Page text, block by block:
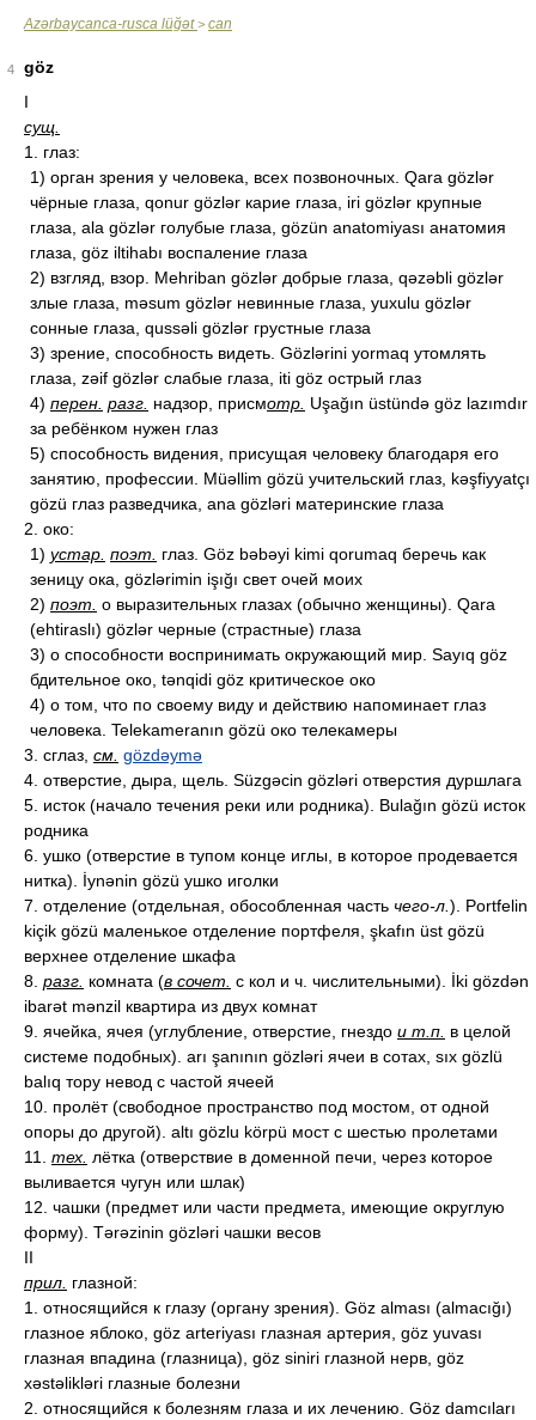
Azərbaycanca-rusca lüğət> can
4
göz
I
сущ.
1. глаз:
1) орган зрения у человека, всех позвоночных. Qara gözlər
чёрные глаза, qonur gözlər карие глаза, iri gözlər крупные
глаза, ala gözlər голубые глаза, gözün anatomiyası анатомия
глаза, göz iltihabı воспаление глаза
2) взгляд, взор. Mehriban gözlər добрые глаза, qəzəbli gözlər
злые глаза, məsum gözlər невинные глаза, yuxulu gözlər
сонные глаза, qussəli gözlər грустные глаза
3) зрение, способность видеть. Gözlərini yormaq утомлять
глаза, zəif gözlər слабые глаза, iti göz острый глаз
4) перен. разг. надзор, присмотр. Uşağın üstündə göz lazımdır
за ребёнком нужен глаз
5) способность видения, присущая человеку благодаря его
занятию, профессии. Müəllim gözü учительский глаз, kəşfiyyatçı
gözü глаз разведчика, ana gözləri материнские глаза
2. око:
1) устар. поэт.
глаз. Göz bəbəyi kimi qorumaq беречь как
зеницу ока, gözlərimin işığı свет очей моих
2) поэт. о выразительных глазах (обычно женщины). Qara
(ehtiraslı) gözlər черные (страстные) глаза
3) о способности воспринимать окружающий мир. Sayıq göz
бдительное око, tənqidi göz критическое око
4) о том, что по своему виду и действию напоминает глаз
человека. Telekameranın gözü око телекамеры
3. сглаз, см. gözdəymə
4. отверстие, дыра, щель. Süzgəcin gözləri отверстия дуршлага
5. исток (начало течения реки или родника). Bulağın gözü исток
родника
6. ушко (отверстие в тупом конце иглы, в которое продевается
нитка). İynənin gözü ушко иголки
7. отделение (отдельная, обособленная часть чего-л. ). Portfelin
kiçik gözü маленькое отделение портфеля, şkafın üst gözü
верхнее отделение шкафа
8. разг. комната (в сочет. с кол и ч. числительными). İki gözdən
ibarət mənzil квартира из двух комнат
9. ячейка, ячея (углубление, отверстие, гнездо и т.п. в целой
системе подобных). arı şanının gözləri ячеи в сотах, sıx gözlü
balıq тору невод с частой ячеей
10. пролёт (свободное пространство под мостом, от одной
опоры до другой). altı gözlu körpü мост с шестью пролетами
11. тех. лётка (отверствие в доменной печи, через которое
выливается чугун или шлак)
12. чашки (предмет или части предмета, имеющие округлую
форму). Tərəzinin gözləri чашки весов
II
прил. глазной:
1. относящийся к глазу (органу зрения). Göz alması (almacığı)
глазное яблоко, göz arteriyası глазная артерия, göz yuvası
глазная впадина (глазница), göz siniri глазной нерв, göz
xəstəlikləri глазные болезни
2. относящийся к болезням глаза и их лечению. Göz damcıları